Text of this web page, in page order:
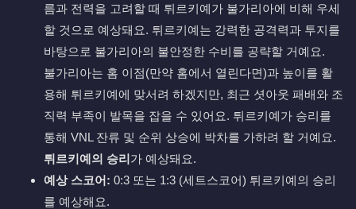
름과 전력을 고려할 때 튀르키예가 불가리아에 비해 우세
할 것으로 예상돼요. 튀르키예는 강력한 공격력과 투지를
바탕으로 불가리아의 불안정한 수비를 공략할 거예요.
불가리아는 홈 이점(만약 홈에서 열린다면)과 높이를 활
용해 튀르키예에 맞서려 하겠지만, 최근 셧아웃 패배와 조
직력 부족이 발목을 잡을 수 있어요. 튀르키예가 승리를
통해 VNL 잔류 및 순위 상승에 박차를 가하려 할 거예요.
튀르키예의 승리가 예상돼요.
예상 스코어: 0:3 또는 1:3 (세트스코어) 튀르키예의 승리
를 예상해요.